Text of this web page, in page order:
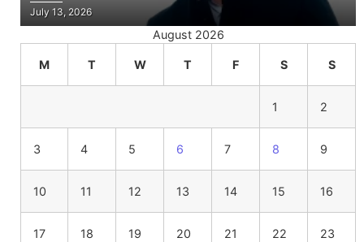
July 13, 2026
August 2026
M T W T F S S
1 2
3 4 5 6 7 8 9
10 11 12 13 14 15 16
17 18 19 20 21 22 23